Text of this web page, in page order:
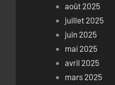
août 2025
juillet 2025
juin 2025
mai 2025
avril 2025
mars 2025